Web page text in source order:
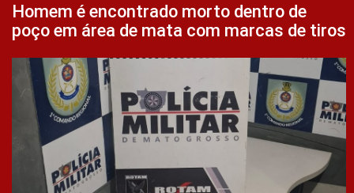
Homem é encontrado morto dentro de
poço em área de mata com marcas de tiros